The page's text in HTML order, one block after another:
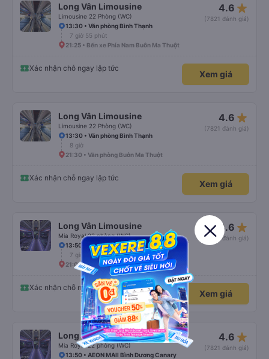
Long Vân Limousine
Limousine 22 Phòng (WC)
4.6 star_rate
(7821 đánh giá)
13:30 • Văn phòng Bình Thạnh
7 giờ 55 phút
21:25 • Bến xe Phía Nam Buôn Ma Thuột
Xác nhận chỗ ngay lập tức
Xem giá
Long Vân Limousine
Limousine 22 Phòng (WC)
4.6 star_rate
(7821 đánh giá)
13:30 • Văn phòng Bình Thạnh
8 giờ
21:30 • Văn phòng Buôn Ma Thuột
Xác nhận chỗ ngay lập tức
Xem giá
Long Vân Limousine
Mia Royal 22 phòng (WC)
4.6 star_rate
(7821 đánh giá)
13:50 • AEON MAll Bình Dương Canary
7 giờ 10 phút
21:00 • Văn phòng Buôn Ma Thuột
Xác nhận chỗ ngay lập tức
Xem giá
Long Vân Limousine
Mia Royal 22 phòng (WC)
4.6 star_rate
(7821 đánh giá)
13:50 • AEON MAll Bình Dương Canary